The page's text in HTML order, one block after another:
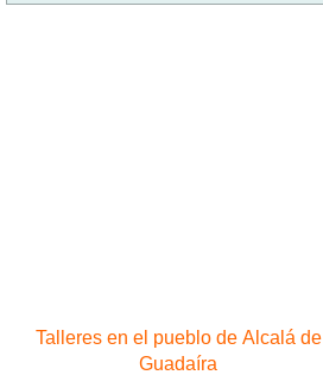
Talleres en el pueblo de Alcalá de
Guadaíra